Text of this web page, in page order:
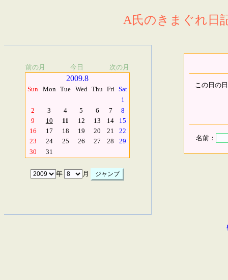
A氏のきまぐれ日
前の月 今日 次の月
2009.8
Sun Mon Tue Wed Thu Fri Sat
1
2
3 4 5 6 7
8
9
10 11 12 13 14
15
16
17 18 19 20 21
22
23
24 25 26 27 28
29
30
31
年 月
この日の
名前：